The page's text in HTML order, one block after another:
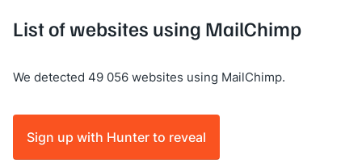
List of websites using MailChimp
We detected 49 056 websites using MailChimp.
Sign up with Hunter to reveal